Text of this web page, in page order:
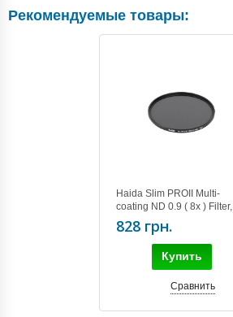
Рекомендуемые товары:
Haida Slim PROII Multi-
coating ND 0.9 ( 8x ) Filter,
55mm
828 грн.
Купить
Сравнить